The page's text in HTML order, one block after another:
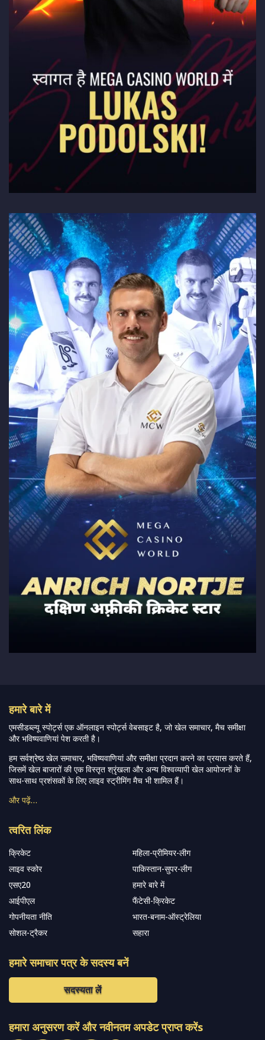
हमारे बारे में
एमसीडब्ल्यू स्पोर्ट्स एक ऑनलाइन स्पोर्ट्स वेबसाइट है, जो खेल समाचार, मैच समीक्षा
और भविष्यवाणियां पेश करती है।
हम सर्वश्रेष्ठ खेल समाचार, भविष्यवाणियां और समीक्षा प्रदान करने का प्रयास करते हैं,
जिसमें खेल बाजारों की एक विस्तृत श्रृंखला और अन्य विश्वव्यापी खेल आयोजनों के
साथ-साथ प्रशंसकों के लिए लाइव स्ट्रीमिंग मैच भी शामिल हैं।
और पढ़ें…
त्वरित लिंक
क्रिकेट
महिला-प्रीमियर-लीग
लाइव स्कोर
पाकिस्तान-सुपर-लीग
एसए20
हमारे बारे में
आईपीएल
फैंटेसी-क्रिकेट
गोपनीयता नीति
भारत-बनाम-ऑस्ट्रेलिया
सोशल-ट्रैकर
सहारा
हमारे समाचार पत्र के सदस्य बनें
सदस्यता लें
हमारा अनुसरण करें और नवीनतम अपडेट प्राप्त करेंs